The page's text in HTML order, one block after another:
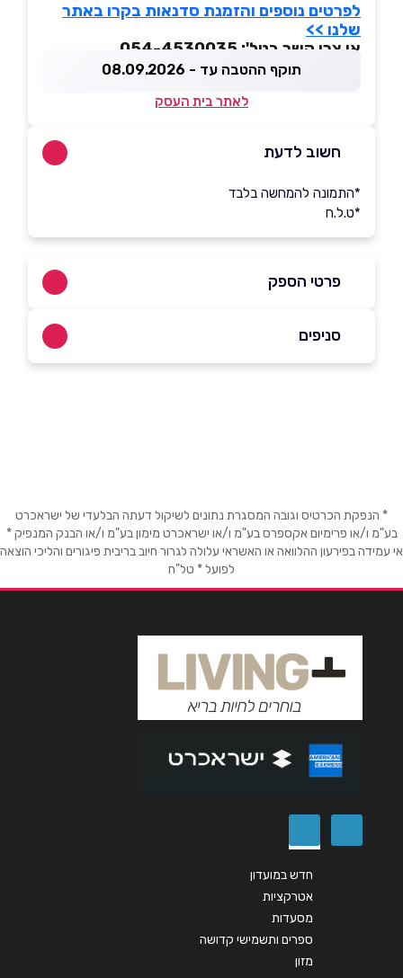
לפרטים נוספים והזמנת סדנאות בקרו באתר
שלנו >>
או צרו קשר בטל': 054-4530035
תוקף ההטבה עד - 08.09.2026
לאתר בית העסק
חשוב לדעת
*התמונה להמחשה בלבד
*ט.ל.ח
פרטי הספק
באתר בפייסבוק באינסטגרם
טלפון*
אנא חזרו אלי בקשר ל...
סניפים
* הנפקת הכרטיס וגובה המסגרת נתונים לשיקול דעתה הבלעדי של ישראכרט
בע"מ ו/או פרימיום אקספרס בע"מ ו/או ישראכרט מימון בע"מ ו/או הבנק המנפיק *
אי עמידה בפירעון ההלוואה או האשראי עלולה לגרור חיוב בריבית פיגורים והליכי הוצאה
לפועל * טל"ח
חדש במועדון
אטרקציות
מסעדות
ספרים ותשמישי קדושה
מזון